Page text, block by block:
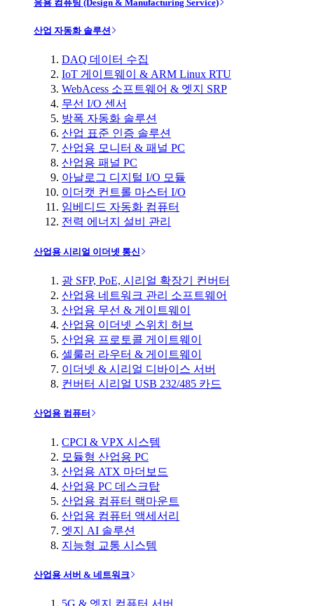
응용 컴퓨팅 (Design & Manufacturing Service)
산업 자동화 솔루션
DAQ 데이터 수집
IoT 게이트웨이 & ARM Linux RTU
WebAcess 소프트웨어 & 엣지 SRP
무선 I/O 센서
방폭 자동화 솔루션
산업 표준 인증 솔루션
산업용 모니터 & 패널 PC
산업용 패널 PC
아날로그 디지털 I/O 모듈
이더캣 컨트롤 마스터 I/O
임베디드 자동화 컴퓨터
전력 에너지 설비 관리
산업용 시리얼 이더넷 통신
광 SFP, PoE, 시리얼 확장기 컨버터
산업용 네트워크 관리 소프트웨어
산업용 무선 & 게이트웨이
산업용 이더넷 스위치 허브
산업용 프로토콜 게이트웨이
셀룰러 라우터 & 게이트웨이
이더넷 & 시리얼 디바이스 서버
컨버터 시리얼 USB 232/485 카드
산업용 컴퓨터
CPCI & VPX 시스템
모듈형 산업용 PC
산업용 ATX 마더보드
산업용 PC 데스크탑
산업용 컴퓨터 랙마운트
산업용 컴퓨터 액세서리
엣지 AI 솔루션
지능형 교통 시스템
산업용 서버 & 네트워크